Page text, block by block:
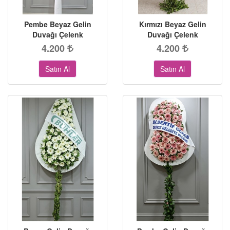
Pembe Beyaz Gelin
Duvağı Çelenk
4.200
Satın Al
Kırmızı Beyaz Gelin
Duvağı Çelenk
4.200
Satın Al